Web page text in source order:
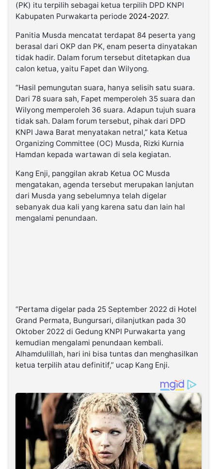
(PK) itu terpilih sebagai ketua terpilih DPD KNPI
Kabupaten Purwakarta periode 2024-2027.
Panitia Musda mencatat terdapat 84 peserta yang
berasal dari OKP dan PK, enam peserta dinyatakan
tidak hadir. Dalam forum tersebut ditetapkan dua
calon ketua, yaitu Fapet dan Wilyong.
“Hasil pemungutan suara, hanya selisih satu suara.
Dari 78 suara sah, Fapet memperoleh 35 suara dan
Wilyong memperoleh 36 suara. Adapun tujuh suara
tidak sah. Dalam forum tersebut, pihak dari DPD
KNPI Jawa Barat menyatakan netral,” kata Ketua
Organizing Committee (OC) Musda, Rizki Kurnia
Hamdan kepada wartawan di sela kegiatan.
Kang Enji, panggilan akrab Ketua OC Musda
mengatakan, agenda tersebut merupakan lanjutan
dari Musda yang sebelumnya telah digelar
sebanyak dua kali yang karena satu dan lain hal
mengalami penundaan.
“Pertama digelar pada 25 September 2022 di Hotel
Grand Permata, Bungursari, dilanjutkan pada 30
Oktober 2022 di Gedung KNPI Purwakarta yang
kemudian mengalami penundaan kembali.
Alhamdulillah, hari ini bisa tuntas dan menghasilkan
ketua terpilih atau definitif,” ucap Kang Enji.